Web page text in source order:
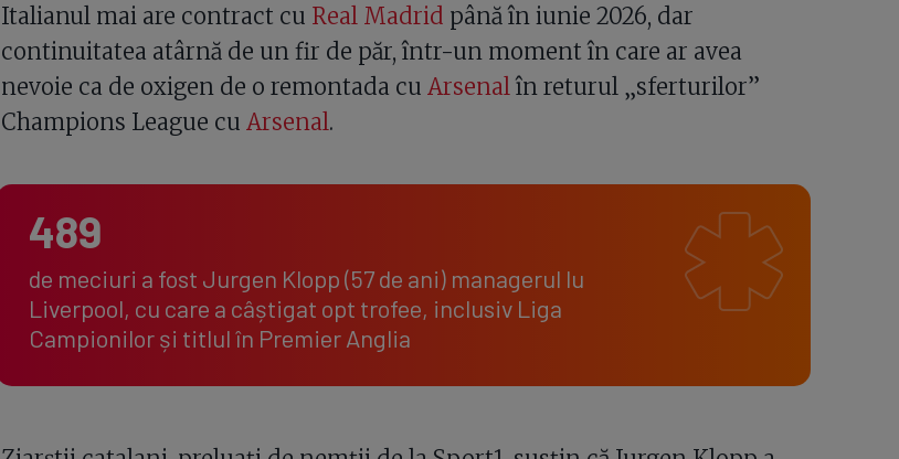
Italianul mai are contract cu Real Madrid până în iunie 2026, dar
continuitatea atârnă de un fir de păr, într-un moment în care ar avea
nevoie ca de oxigen de o remontada cu Arsenal în returul „sferturilor”
Champions League cu Arsenal .
489
de meciuri a fost Jurgen Klopp (57 de ani) managerul lu
Liverpool, cu care a câștigat opt trofee, inclusiv Liga
Campionilor și titlul în Premier Anglia